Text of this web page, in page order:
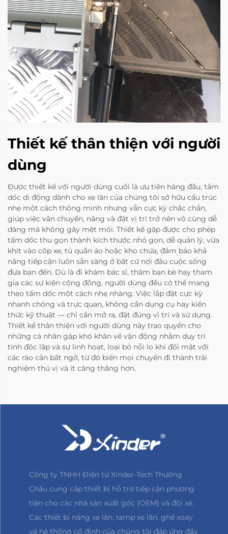
Thiết kế thân thiện với người
dùng
Được thiết kế với người dùng cuối là ưu tiên hàng đầu, tấm
dốc di động dành cho xe lăn của chúng tôi sở hữu cấu trúc
nhẹ một cách thông minh nhưng vẫn cực kỳ chắc chắn,
giúp việc vận chuyển, nâng và đặt vị trí trở nên vô cùng dễ
dàng mà không gây mệt mỏi. Thiết kế gập được cho phép
tấm dốc thu gọn thành kích thước nhỏ gọn, dễ quản lý, vừa
khít vào cốp xe, tủ quần áo hoặc kho chứa, đảm bảo khả
năng tiếp cận luôn sẵn sàng ở bất cứ nơi đâu cuộc sống
đưa bạn đến. Dù là đi khám bác sĩ, thăm bạn bè hay tham
gia các sự kiện cộng đồng, người dùng đều có thể mang
theo tấm dốc một cách nhẹ nhàng. Việc lắp đặt cực kỳ
nhanh chóng và trực quan, không cần dụng cụ hay kiến
thức kỹ thuật — chỉ cần mở ra, đặt đúng vị trí và sử dụng.
Thiết kế thân thiện với người dùng này trao quyền cho
những cá nhân gặp khó khăn về vận động nhằm duy trì
tính độc lập và sự linh hoạt, loại bỏ nỗi lo khi đối mặt với
các rào cản bất ngờ, từ đó biến mọi chuyến đi thành trải
nghiệm thú vị và ít căng thẳng hơn.
Công ty TNHH Điện tử Xinder-Tech Thường
Châu cung cấp thiết bị hỗ trợ tiếp cận phương
tiện cho các nhà sản xuất gốc (OEM) và đội xe.
Các thiết bị nâng xe lăn, ramp xe lăn, ghế xoay
và hệ thống cố định của chúng tôi đáp ứng đầy